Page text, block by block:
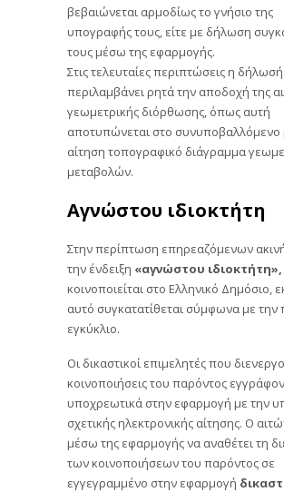
βεβαιώνεται αρμοδίως το γνήσιο της
υπογραφής τους, είτε με δήλωση
τους μέσω της εφαρμογής.
Στις τελευταίες περιπτώσεις η
περιλαμβάνει ρητά την αποδοχή της
γεωμετρικής διόρθωσης, όπως αυτή
αποτυπώνεται στο συνυποβαλλόμενο
αίτηση τοπογραφικό διάγραμμα
μεταβολών.
Αγνώστου ιδιοκτήτη
Στην περίπτωση επηρεαζόμενων
την ένδειξη «αγνώστου ιδιοκτήτη»,
κοινοποιείται στο Ελληνικό Δημόσιο,
αυτό συγκατατίθεται σύμφωνα με
εγκύκλιο.
Οι δικαστικοί επιμελητές που
κοινοποιήσεις του παρόντος
υποχρεωτικά στην εφαρμογή με την
σχετικής ηλεκτρονικής αίτησης. Ο
μέσω της εφαρμογής να αναθέτει τη
των κοινοποιήσεων του παρόντος σε
εγγεγραμμένο στην εφαρμογή